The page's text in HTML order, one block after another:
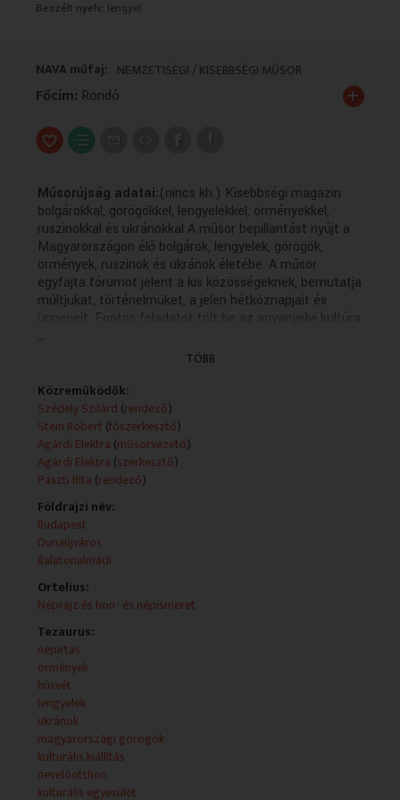
Beszélt nyelv: lengyel
NAVA műfaj: NEMZETISÉGI / KISEBBSÉGI MŰSOR
Főcím: Rondó +
Műsorújság adatai:(nincs kh.) Kisebbségi magazin
bolgárokkal, görögökkel, lengyelekkel, örményekkel,
ruszinokkal és ukránokkal A műsor bepillantást nyújt a
Magyarországon élő bolgárok, lengyelek, görögök,
örmények, ruszinok és ukránok életébe. A műsor
egyfajta fórumot jelent a kis közösségeknek, bemutatja
múltjukat, történelmüket, a jelen hétköznapjait és
ünnepeit. Fontos feladatot tölt be az anyanyelvi kultúra
ápolásában, hiszen a forgatott anyagok többsége az
adott kisebbség nyelvén készül magyar feliratozással.
- Ukrán húsvét Budapesten
- 2012-04-24: Emlékezés az 1915-ös örmény
genocídiumra
- Balatonalmádi emlékek: az egykori Zsófia
gyermekszanatórium görög lakóinak találkozója hat
évtized után
- Rövid hírek, programajánló
- A dunaújvárosi Magyarországi Lengyelek Bem József
Kulturális Egyesülete
Műsorszolgáltatói ismertető:
UKRÁN HÚSVÉT
Az elmúlt hetekben véget értek a húsvéti ünnepek. Az
ukrán közösség Budapesten ünnepelte meg Krisztus
feltámadását.
ÖRMÉNY GENOCÍDIUM
Április 24. az örmény genocídium évfordulója. A hazai
örmények idén kétnapos rendezvénnyel emlékeztek
...
TÖBB
Közreműködők:
Szédely Szilárd (rendező)
Stein Róbert (főszerkesztő)
Agárdi Elektra (műsorvezető)
Agárdi Elektra (szerkesztő)
Pászti Rita (rendező)
Földrajzi név:
Budapest
Dunaújváros
Balatonalmádi
Ortelius:
Néprajz és hon- és népismeret
Tezaurus:
népirtás
örmények
húsvét
lengyelek
ukránok
magyarországi görögök
kulturális kiállítás
nevelőotthon
kulturális egyesület